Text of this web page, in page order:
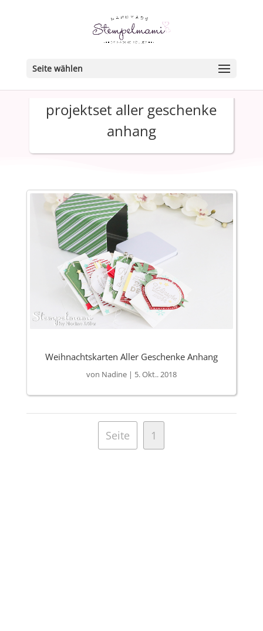
Seite wählen
projektset aller geschenke
anhang
Weihnachtskarten Aller Geschenke Anhang
von Nadine| 5. Okt.. 2018
Seite 1